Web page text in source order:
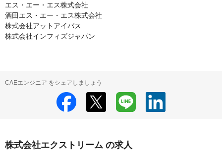
エス・エー・エス株式会社
酒田エス・エー・エス株式会社
株式会社アットアイパス
株式会社インフィズジャパン
CAEエンジニア をシェアしましょう
株式会社エクストリーム の求人